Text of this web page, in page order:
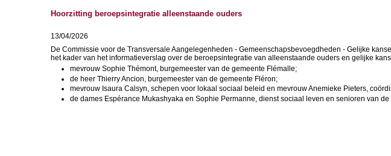
Hoorzitting beroepsintegratie alleenstaande ouders
13/04/2026
De Commissie voor de Transversale Aangelegenheden - Gemeenschapsbevoegdheden - Gelijke
het kader van het informatieverslag over de beroepsintegratie van alleenstaande ouders en gelijke
mevrouw Sophie Thémont, burgemeester van de gemeente Flémalle;
de heer Thierry Ancion, burgemeester van de gemeente Fléron;
mevrouw Isaura Calsyn, schepen voor lokaal sociaal beleid en mevrouw Anemieke Pieters,
de dames Espérance Mukashyaka en Sophie Permanne, dienst sociaal leven en senioren van